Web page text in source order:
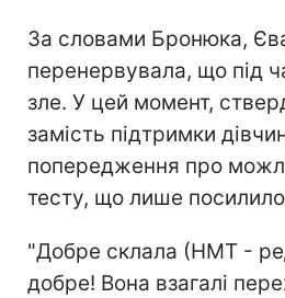
За словами Бронюка,
перенервувала, що під
зле. У цей момент,
замість підтримки
попередження про
тесту, що лише посилило
"Добре склала (НМТ -
добре! Вона взагалі